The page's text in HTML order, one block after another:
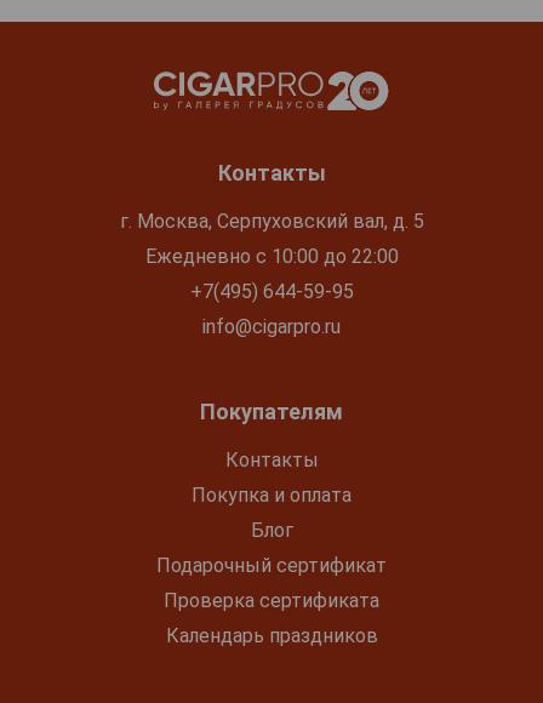
Контакты
г. Москва, Серпуховский вал, д. 5
Ежедневно с 10:00 до 22:00
+7(495) 644-59-95
info@cigarpro.ru
Покупателям
Контакты
Покупка и оплата
Блог
Подарочный сертификат
Проверка сертификата
Календарь праздников